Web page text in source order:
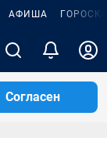
АФИША
Согласен